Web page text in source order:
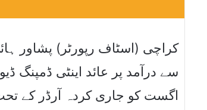
کراچی (اسٹاف رپورٹر) پشاور
اگست کو جاری کردہ آرڈر کے تحت